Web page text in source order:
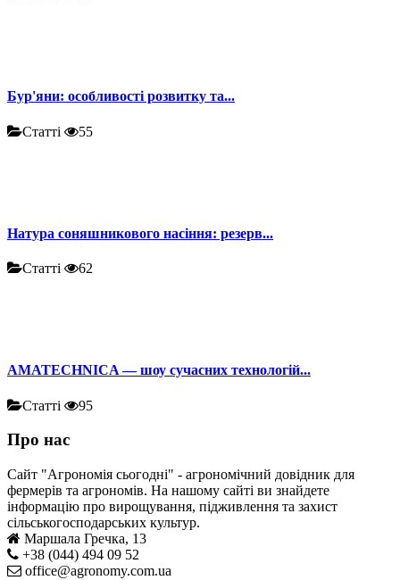
Бур'яни: особливості розвитку та...
Статті 55
Натура соняшникового насіння: резерв...
Статті 62
AMATECHNICA — шоу сучасних технологій...
Статті 95
Про нас
Сайт "Агрономія сьогодні" - агрономічний довідник для
фермерів та агрономів. На нашому сайті ви знайдете
інформацію про вирощування, підживлення та захист
сільськогосподарських культур.
Маршала Гречка, 13
+38 (044) 494 09 52
office@agronomy.com.ua